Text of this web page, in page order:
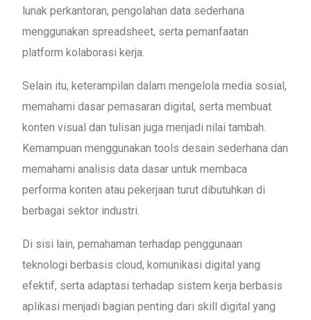
lunak perkantoran, pengolahan data sederhana
menggunakan spreadsheet, serta pemanfaatan
platform kolaborasi kerja.
Selain itu, keterampilan dalam mengelola media sosial,
memahami dasar pemasaran digital, serta membuat
konten visual dan tulisan juga menjadi nilai tambah.
Kemampuan menggunakan tools desain sederhana dan
memahami analisis data dasar untuk membaca
performa konten atau pekerjaan turut dibutuhkan di
berbagai sektor industri.
Di sisi lain, pemahaman terhadap penggunaan
teknologi berbasis cloud, komunikasi digital yang
efektif, serta adaptasi terhadap sistem kerja berbasis
aplikasi menjadi bagian penting dari skill digital yang